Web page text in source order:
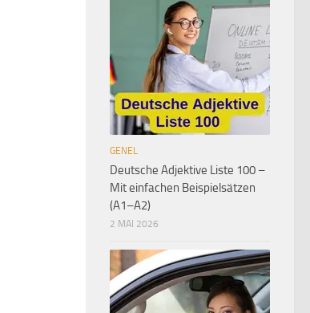
GENEL
Deutsche Adjektive Liste 100 –
Mit einfachen Beispielsätzen
(A1–A2)
2 MAI 2026